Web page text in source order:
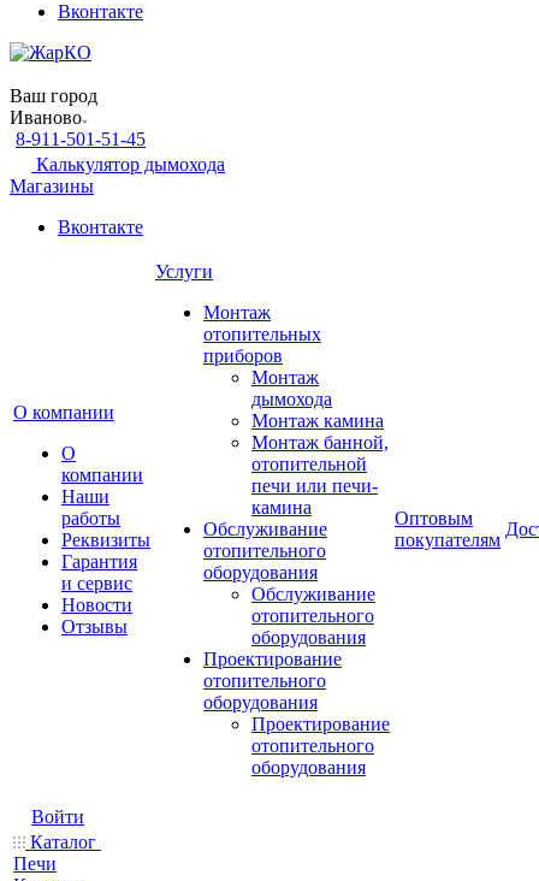
Вконтакте
Ваш город
Иваново
8-911-501-51-45
Калькулятор дымохода
Магазины
Вконтакте
О компании
О
компании
Наши
работы
Реквизиты
Гарантия
и сервис
Новости
Отзывы
Услуги
Монтаж
отопительных
приборов
Монтаж
дымохода
Монтаж камина
Монтаж банной,
отопительной
печи или печи-
камина
Обслуживание
отопительного
оборудования
Обслуживание
отопительного
оборудования
Проектирование
отопительного
оборудования
Проектирование
отопительного
оборудования
Оптовым
покупателям
Войти
Каталог
Печи